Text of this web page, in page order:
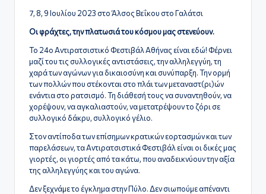
7, 8, 9 Ιουλίου 2023 στο Άλσος Βεΐκου στο Γαλάτσι
Οι φράχτες, την πλατωσιά του κόσμου μας στενεύουν.
Το 24ο Αντιρατσιστικό Φεστιβάλ Αθήνας είναι εδώ! Φέρνει
μαζί του τις συλλογικές αντιστάσεις, την αλληλεγγύη, τη
χαρά των αγώνων για δικαιοσύνη και συνύπαρξη. Την ορμή
των πολλών που στέκονται στο πλάι των μεταναστ(ρι)ών
ενάντια στο ρατσισμό. Τη διάθεσή τους να συναντηθούν, να
χορέψουν, να αγκαλιαστούν, να μετατρέψουν το ζόρι σε
συλλογικό δάκρυ, συλλογικό γέλιο.
Στον αντίποδα των επίσημων κρατικών εορτασμών και των
παρελάσεων, τα Αντιρατσιστικά Φεστιβάλ είναι οι δικές μας
γιορτές, οι γιορτές από τα κάτω, που αναδεικνύουν την αξία
της αλληλεγγύης και του αγώνα.
Δεν ξεχνάμε το έγκλημα στην Πύλο. Δεν σιωπούμε απέναντι